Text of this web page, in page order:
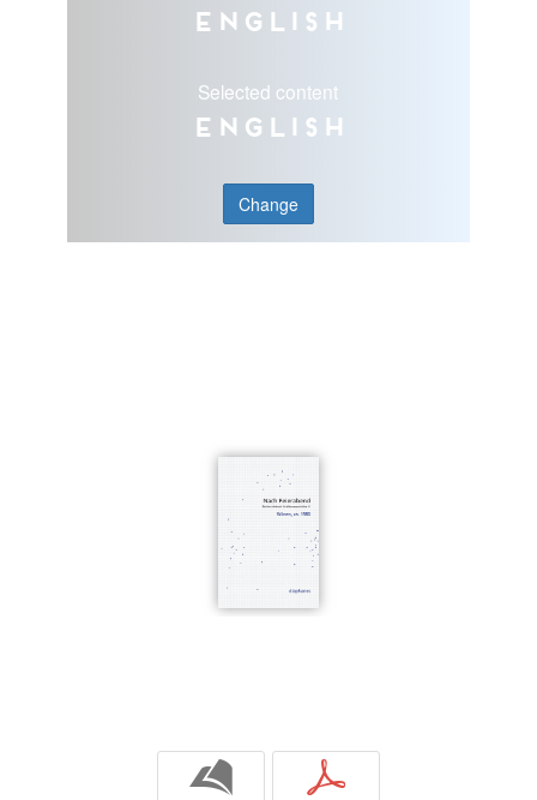
English
Selected content
English
Change
b p